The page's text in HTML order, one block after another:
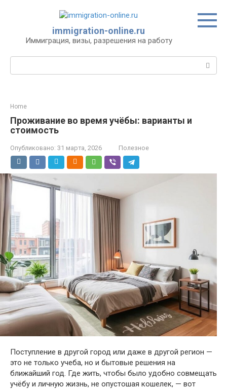
immigration-online.ru
Иммиграция, визы, разрешения на работу
Home
Проживание во время учёбы: варианты и
стоимость
Опубликовано: 31 марта, 2026 Полезное
Поступление в другой город или даже в другой регион —
это не только учеба, но и бытовые решения на
ближайший год. Где жить, чтобы было удобно совмещать
учёбу и личную жизнь, не опустошая кошелек, — вот